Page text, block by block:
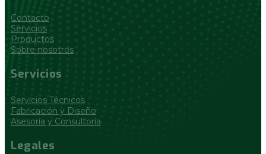
Contacto
Servicios
Productos
Sobre nosotros
Servicios
Servicios Técnicos
Fabricación y Diseño
Asesoría y Consultoría
Legales